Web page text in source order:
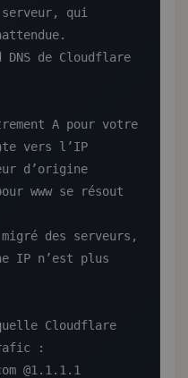
qui
de Cloudflare
A pour votre
vers l’IP
d’origine
www se résout
des serveurs,
IP n’est plus
Cloudflare
:
@1.1.1.1